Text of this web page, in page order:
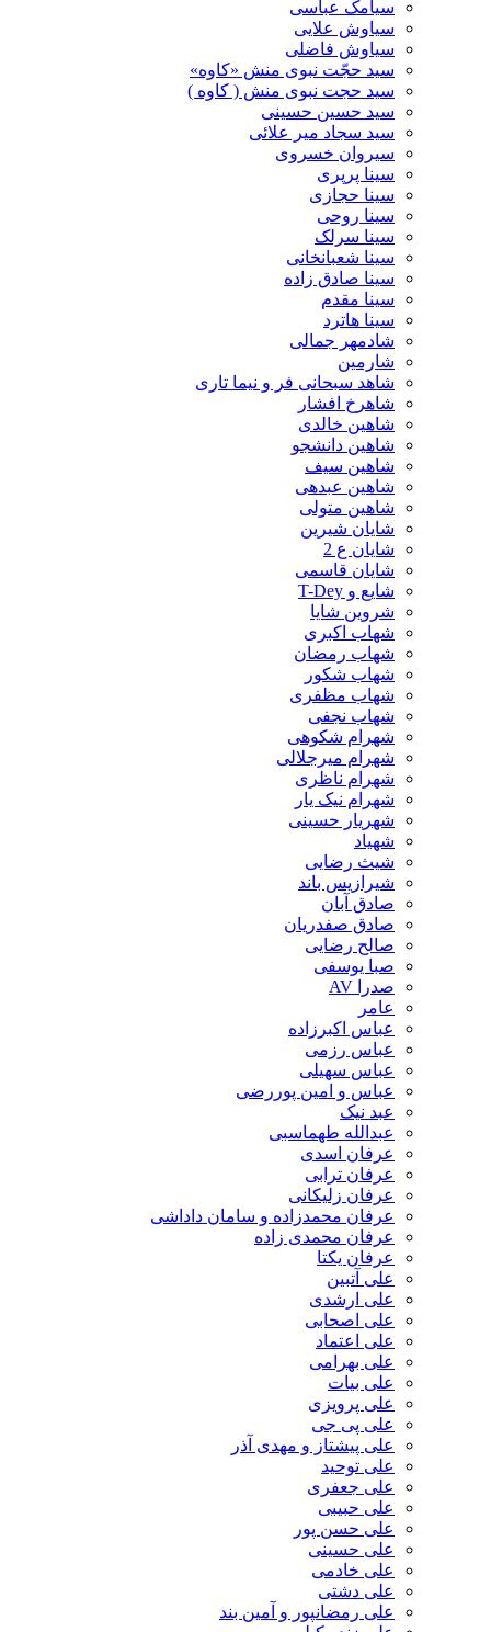
سیامک عباسی
سیاوش علایی
سیاوش فاضلی
سید حجّت نبوی منش «کاوه»
سید حجت نبوی منش ( کاوه )
سید حسین حسینى
سید سجاد میر علائی
سیروان خسروی
سینا پرپری
سینا حجازی
سینا روحی
سینا سرلک
سینا شعبانخانی
سینا صادق زاده
سینا مقدم
سینا هاترد
شادمهر جمالی
شارمین
شاهد سبحانی فر و نیما تاری
شاهرخ افشار
شاهین خالدی
شاهین دانشجو
شاهین سیف
شاهین عبدهی
شاهین متولی
شایان شیرین
شایان ع 2
شایان قاسمی
شایع و T-Dey
شروین شایا
شهاب اکبری
شهاب رمضان
شهاب شکور
شهاب مظفری
شهاب نجفی
شهرام شکوهی
شهرام میرجلالی
شهرام ناظری
شهرام نیک یار
شهریار حسینی
شهیاد
شیث رضایی
شیرازیس باند
صادق آبان
صادق صفدریان
صالح رضایی
صبا یوسفی
صدرا AV
عامر
عباس اکبرزاده
عباس رزمی
عباس سهیلی
عباس و امین پوررضی
عبد نیک
عبدالله طهماسبی‎
عرفان اسدی
عرفان ترابی
عرفان زلیکانی
عرفان محمدزاده و سامان داداشی
عرفان محمدی زاده
عرفان یکتا
علی آتبین
علی ارشدی
علی اصحابی
علی اعتماد
علی بهرامی
علی بیات
علی پرویزی
علی پی جی
علی پیشتاز و مهدی آذر
علی توحید
علی جعفری
علی حبیبی
علی حسن پور
علی حسینی
علی خادمی
علی دشتی
علی رمضانپور و آمین بند